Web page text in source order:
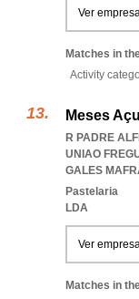
Ver
Matches in
Activity
Meses
R PADRE
UNIAO
GALES
Pastelaria
LDA
Ver
Matches in